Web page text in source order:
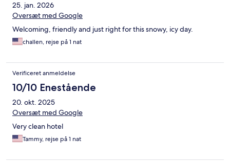
25. jan. 2026
Oversæt med Google
Welcoming, friendly and just right for this snowy, icy day.
challen, rejse på 1 nat
Verificeret anmeldelse
10/10 Enestående
20. okt. 2025
Oversæt med Google
Very clean hotel
Tammy, rejse på 1 nat